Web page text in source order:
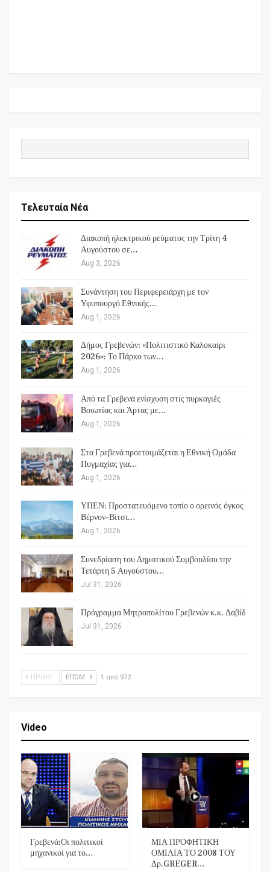
Τελευταία Νέα
Διακοπή ηλεκτρικού ρεύματος την Τρίτη 4
Αυγούστου σε…
Aug 3, 2026
Συνάντηση του Περιφερειάρχη με τον
Υφυπουργό Εθνικής…
Aug 1, 2026
Δήμος Γρεβενών: «Πολιτιστικό Καλοκαίρι
2026»: Το Πάρκο των…
Aug 1, 2026
Από τα Γρεβενά ενίσχυση στις πυρκαγιές
Βοιωτίας και Άρτας με…
Aug 1, 2026
Στα Γρεβενά προετοιμάζεται η Εθνική Ομάδα
Πυγμαχίας για…
Aug 1, 2026
ΥΠΕΝ: Προστατευόμενο τοπίο ο ορεινός όγκος
Βέρνον-Βίτσι…
Aug 1, 2026
Συνεδρίαση του Δημοτικού Συμβουλίου την
Τετάρτη 5 Αυγούστου…
Jul 31, 2026
Πρόγραμμα Μητροπολίτου Γρεβενών κ.κ. Δαβίδ
Jul 31, 2026
ΠΡΟΗΓ. ΕΠΌΜ. 1 από 972
Video
Γρεβενά:Οι πολιτικοί
μηχανικοί για το…
ΜΙΑ ΠΡΟΦΗΤΙΚΗ
ΟΜΙΛΙΑ ΤΟ 2008 ΤΟΥ
Δρ.GREGER…